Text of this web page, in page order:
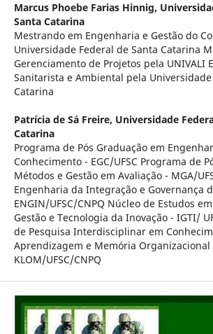
Marcus Phoebe Farias Hinnig,
Santa Catarina
Mestrando em Engenharia e Gestão do
Universidade Federal de Santa Catarina
Gerenciamento de Projetos pela UNIVALI
Sanitarista e Ambiental pela
Catarina
Patrícia de Sá Freire, Universidade
Catarina
Programa de Pós Graduação em
Conhecimento - EGC/UFSC Programa de
Métodos e Gestão em Avaliação - MGA/
Engenharia da Integração e Governança
ENGIN/UFSC/CNPQ Núcleo de Estudos
Gestão e Tecnologia da Inovação - IGTI/
de Pesquisa Interdisciplinar em
Aprendizagem e Memória Organizacional
KLOM/UFSC/CNPQ